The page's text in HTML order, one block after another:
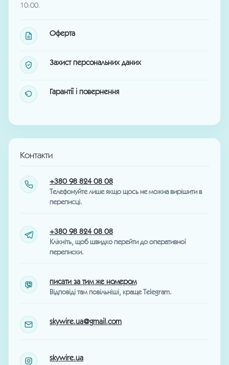
10:00.
Оферта
Захист персональних даних
Гарантії і повернення
Контакти
+380 98 824 08 08
Телефонуйте лише якщо щось не можна вирішити в
переписці.
+380 98 824 08 08
Клікніть, щоб швидко перейти до оперативної
переписки.
писати за тим же номером
Відповіді там повільніші, краще Telegram.
skywire.ua@gmail.com
skywire.ua